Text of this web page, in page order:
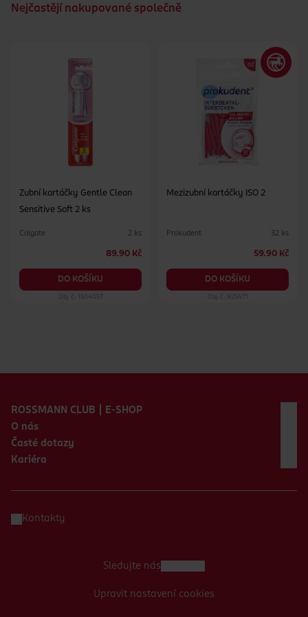
Nejčastějí nakupované společně
Zubní kartáčky Gentle Clean
Sensitive Soft 2 ks
Colgate 2 ks
89.90 Kč
DO KOŠÍKU
Obj. č.: 1504057
Mezizubní kartáčky ISO 2
Prokudent 32 ks
59.90 Kč
DO KOŠÍKU
Obj. č.: 925471
ROSSMANN CLUB | E-SHOP
O nás
Časté dotazy
Kariéra
Kontakty
Sledujte nás
Upravit nastavení cookies